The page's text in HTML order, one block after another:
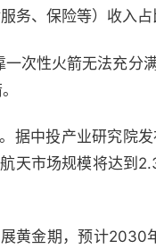
务、保险等）收入占
次性火箭无法充分
据中投产业研究院
天市场规模将达到
黄金期，预计2030